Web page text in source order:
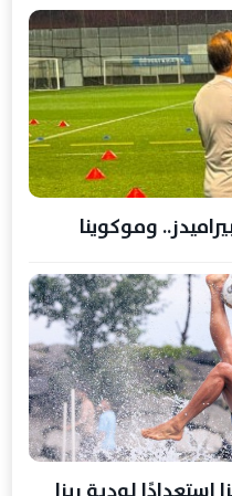
وموكوينا
استعدادًا لودية ريزا